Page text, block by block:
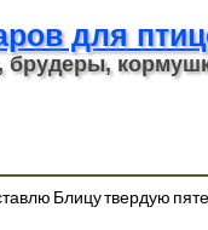
для
брудеры,
Блицу твердую